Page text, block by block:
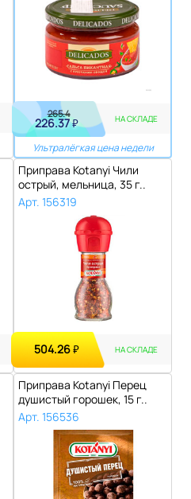
265.4
226.37₽ НА СКЛАДЕ
Ультралёгкая цена недели
Приправа Kotanyi Чили
острый, мельница, 35 г..
Арт. 156319
504.26₽ НА СКЛАДЕ
Приправа Kotanyi Перец
душистый горошек, 15 г..
Арт. 156536